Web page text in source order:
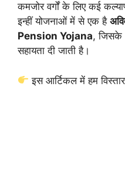
कमजोर वर्गों के लिए कई
इन्हीं योजनाओं में से एक है
Pension Yojana, जिसके
सहायता दी जाती है।
इस आर्टिकल में हम